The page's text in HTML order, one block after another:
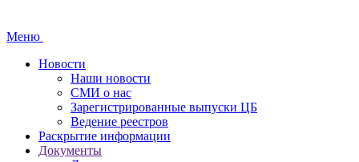
Меню
Новости
Наши новости
СМИ о нас
Зарегистрированные выпуски ЦБ
Ведение реестров
Раскрытие информации
Документы